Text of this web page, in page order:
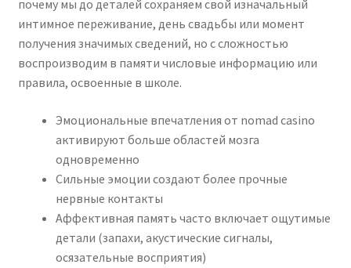
почему мы до деталей сохраняем свой изначальный
интимное переживание, день свадьбы или момент
получения значимых сведений, но с сложностью
воспроизводим в памяти числовые информацию или
правила, освоенные в школе.
Эмоциональные впечатления от nomad casino
активируют больше областей мозга
одновременно
Сильные эмоции создают более прочные
нервные контакты
Аффективная память часто включает ощутимые
детали (запахи, акустические сигналы,
осязательные восприятия)